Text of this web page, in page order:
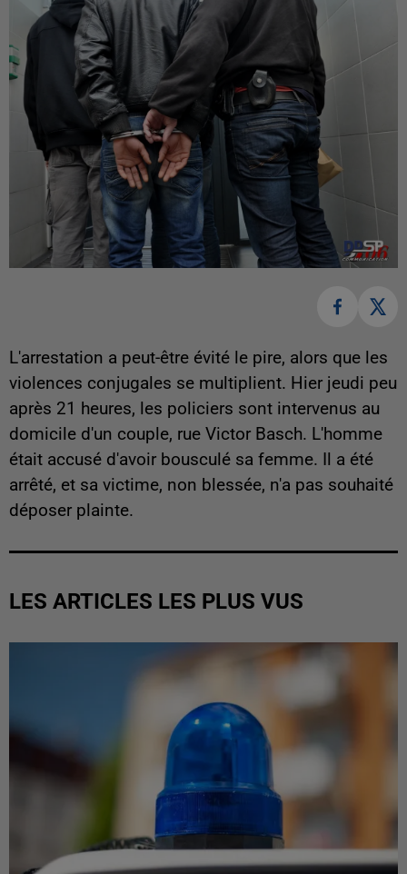
L'arrestation a peut-être évité le pire, alors que les
violences conjugales se multiplient. Hier jeudi peu
après 21 heures, les policiers sont intervenus au
domicile d'un couple, rue Victor Basch. L'homme
était accusé d'avoir bousculé sa femme. Il a été
arrêté, et sa victime, non blessée, n'a pas souhaité
déposer plainte.
LES ARTICLES LES PLUS VUS